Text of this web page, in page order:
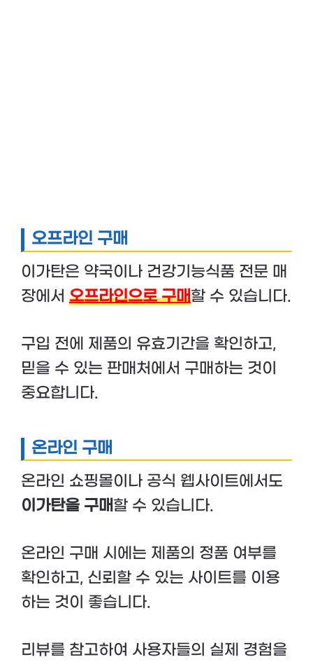
오프라인 구매
이가탄은 약국이나 건강기능식품 전문 매
장에서 오프라인으로 구매할 수 있습니다.
구입 전에 제품의 유효기간을 확인하고,
믿을 수 있는 판매처에서 구매하는 것이
중요합니다.
온라인 구매
온라인 쇼핑몰이나 공식 웹사이트에서도
이가탄을 구매할 수 있습니다.
온라인 구매 시에는 제품의 정품 여부를
확인하고, 신뢰할 수 있는 사이트를 이용
하는 것이 좋습니다.
리뷰를 참고하여 사용자들의 실제 경험을